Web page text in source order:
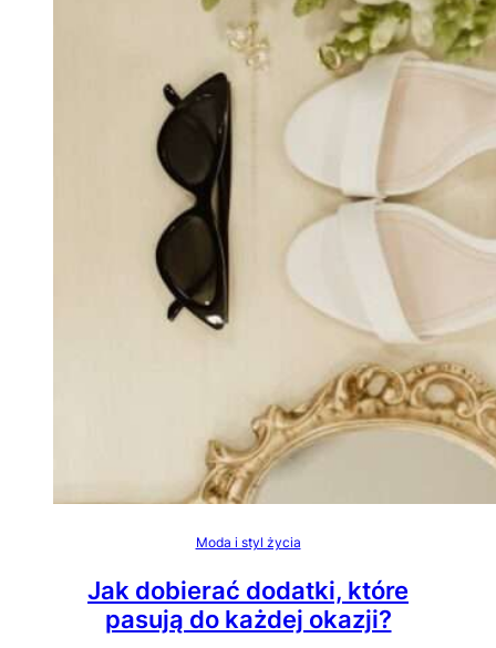
Moda i styl życia
Jak dobierać dodatki, które
pasują do każdej okazji?